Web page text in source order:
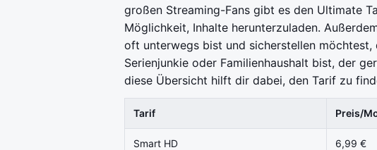
großen Streaming-Fans gibt es den Ultimate
Möglichkeit, Inhalte herunterzuladen.
oft unterwegs bist und sicherstellen möchtest,
Serienjunkie oder Familienhaushalt bist, der
diese Übersicht hilft dir dabei, den Tarif zu
Tarif Preis/
Smart HD 6,99 €